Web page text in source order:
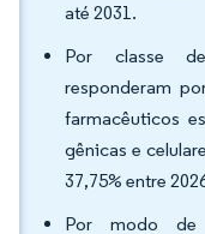
até 2031.
Por classe
responderam
farmacêuticos
gênicas e
37,75% entre
Por modo de